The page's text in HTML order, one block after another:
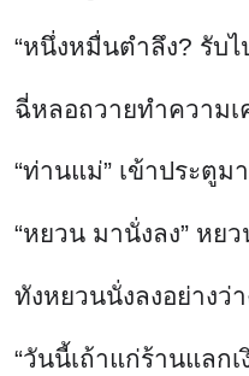
“หนึ่งหมื่นตำลึง? รับ
ฉี่หลอถวายทำความ
“ท่านแม่” เข้าประตูม
“หยวน มานั่งลง” หย
ทังหยวนนั่งลงอย่างว่
“วันนี้เถ้าแก่ร้านแลก